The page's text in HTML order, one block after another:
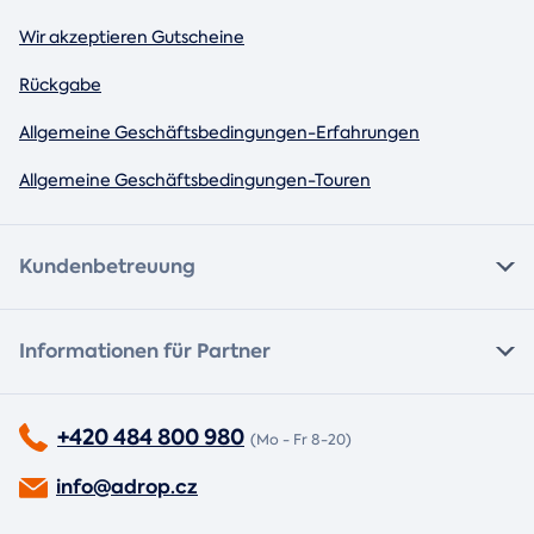
Wir akzeptieren Gutscheine
Rückgabe
Allgemeine Geschäftsbedingungen-Erfahrungen
Allgemeine Geschäftsbedingungen-Touren
Kundenbetreuung
Informationen für Partner
+420 484 800 980 (Mo - Fr 8-20)
info@adrop.cz